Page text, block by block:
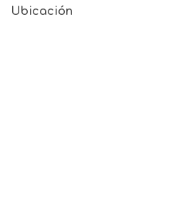
Ubicación